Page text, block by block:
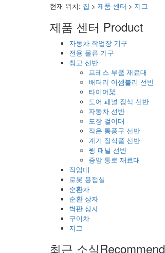
현재 위치: 집 > 제품 센터 > 지그
제품 센터 Product
자동차 작업장 기구
전용 물류 기구
창고 선반
프레스 부품 재료대
배터리 어셈블리 선반
타이어架
도어 패널 장식 선반
자동차 선반
도장 걸이대
작은 통풍구 선반
계기 장식품 선반
윙 패널 선반
중앙 통로 재료대
작업대
로봇 용접실
순환차
순환 상자
벽판 상자
구이차
지그
최근 소식Recommend